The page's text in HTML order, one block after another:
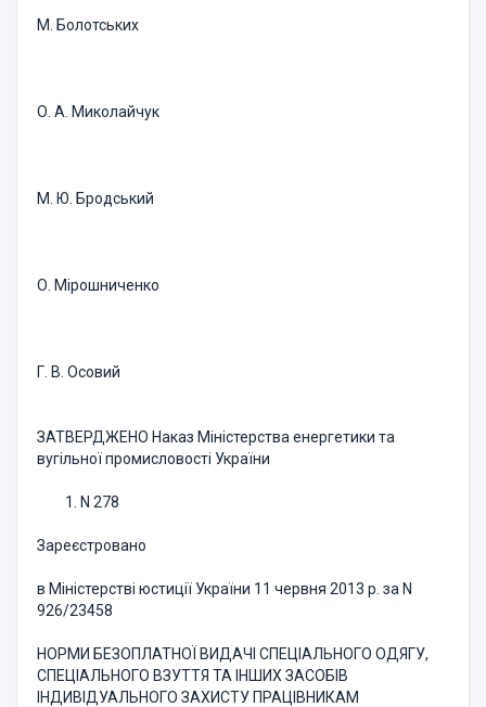
М. Болотських
О. А. Миколайчук
М. Ю. Бродський
О. Мірошниченко
Г. В. Осовий
ЗАТВЕРДЖЕНО Наказ Міністерства енергетики та
вугільної промисловості України
N 278
Зареєстровано
в Міністерстві юстиції України 11 червня 2013 р. за N
926/23458
НОРМИ БЕЗОПЛАТНОЇ ВИДАЧІ СПЕЦІАЛЬНОГО ОДЯГУ,
СПЕЦІ­АЛЬНОГО ВЗУТТЯ ТА ІНШИХ ЗАСОБІВ
ІНДИВІДУАЛЬНОГО ЗА­ХИСТУ ПРАЦІВНИКАМ